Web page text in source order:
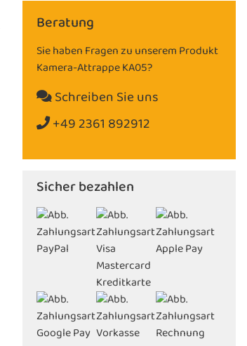
Beratung
Sie haben Fragen zu unserem Produkt
Kamera-Attrappe KA05?
Schreiben Sie uns
+49 2361 892912
Sicher bezahlen